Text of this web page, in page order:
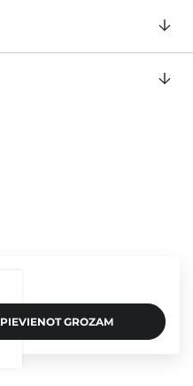
PIEVIENOT GROZAM